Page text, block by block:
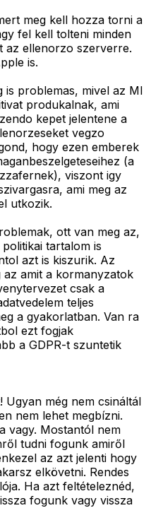
meg kell hozza torni a
fel kell tolteni minden
az ellenorzo szerverre.
is.
is problemas, mivel az MI
produkalnak, ami
kepet jelentene a
vegzo
hogy ezen emberek
(a
viszont igy
ami meg az
utkozik.
ott van meg az,
tartalom is
azt is kiszurik. Az
az amit a kormanyzatok
csak a
teljes
a gyakorlatban. Van ra
ezt fogjak
a GDPR-t szuntetik
Ugyan még nem csináltál
nem lehet megbízni.
vagy. Mostantól nem
tudni fogunk amiről
az azt jelenti hogy
elkövetni. Rendes
Ha azt feltételeznéd,
fogunk vagy vissza